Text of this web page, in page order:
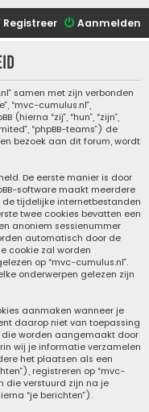
Aanmelden
Registreer
samen met zijn verbonden
“mvc-cumulus.nl”,
“zij”, “hun”, “zijn”,
“phpBB-teams”) de
bezoek aan dit forum, wordt
De eerste manier is door
software maakt meerdere
tijdelijke internetbestanden
twee cookies bevatten een
anoniem sessienummer
automatisch door de
cookie zal worden
op “mvc-cumulus.nl”.
onderwerpen gelezen zijn
aanmaken wanneer je
daarop niet van toepassing
die worden aangemaakt door
wij je informatie verzamelen
het plaatsen als een
registreren op “mvc-
die verstuurd zijn na je
“je berichten”).